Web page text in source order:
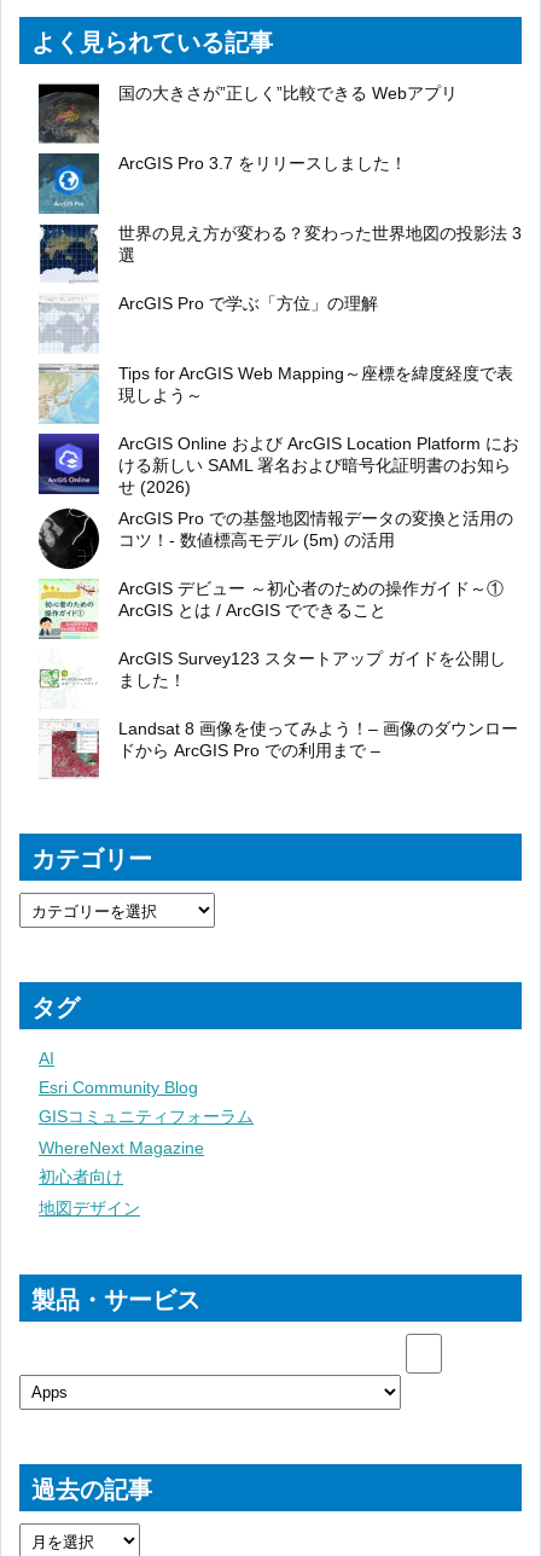
よく見られている記事
国の大きさが”正しく”比較できる Webアプリ
ArcGIS Pro 3.7 をリリースしました！
世界の見え方が変わる？変わった世界地図の投影法 3
選
ArcGIS Pro で学ぶ「方位」の理解
Tips for ArcGIS Web Mapping～座標を緯度経度で表
現しよう～
ArcGIS Online および ArcGIS Location Platform にお
ける新しい SAML 署名および暗号化証明書のお知ら
せ (2026)
ArcGIS Pro での基盤地図情報データの変換と活用の
コツ！- 数値標高モデル (5m) の活用
ArcGIS デビュー ～初心者のための操作ガイド～①
ArcGIS とは / ArcGIS でできること
ArcGIS Survey123 スタートアップ ガイドを公開し
ました！
Landsat 8 画像を使ってみよう！– 画像のダウンロー
ドから ArcGIS Pro での利用まで –
カテゴリー
タグ
AI
Esri Community Blog
GISコミュニティフォーラム
WhereNext Magazine
初心者向け
地図デザイン
製品・サービス
過去の記事